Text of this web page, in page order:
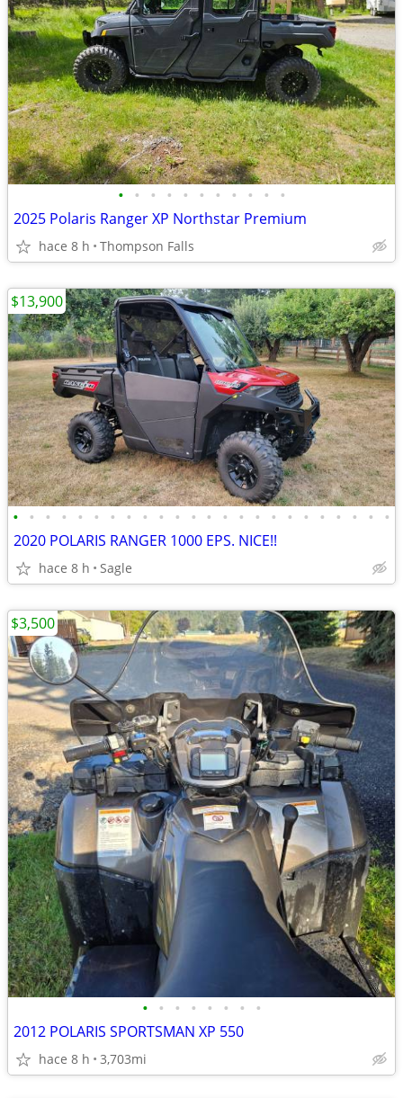
• • • • • • • • • • •
2025 Polaris Ranger XP Northstar Premium
hace 8 h Thompson Falls
• • • • • • • • • • • • • • • • • • • • • • • •
2020 POLARIS RANGER 1000 EPS. NICE!!
hace 8 h Sagle
$13,900
• • • • • • • •
2012 POLARIS SPORTSMAN XP 550
hace 8 h 3,703mi
$3,500